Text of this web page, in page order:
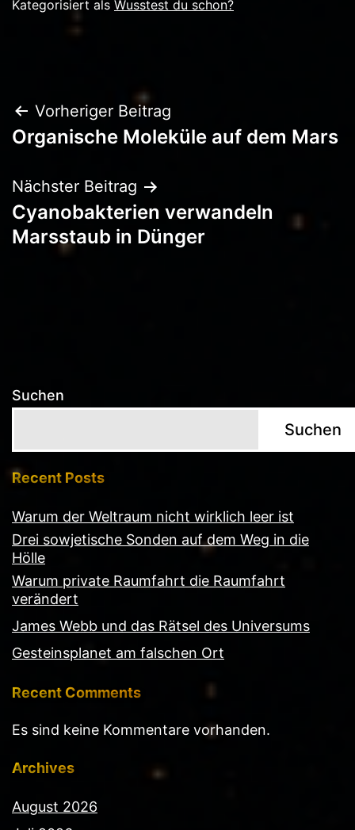
Kategorisiert als Wusstest du schon?
Beitragsnavigation
Vorheriger Beitrag
Organische Moleküle auf dem Mars
Nächster Beitrag
Cyanobakterien verwandeln
Marsstaub in Dünger
Suchen
Suchen
Recent Posts
Warum der Weltraum nicht wirklich leer ist
Drei sowjetische Sonden auf dem Weg in die
Hölle
Warum private Raumfahrt die Raumfahrt
verändert
James Webb und das Rätsel des Universums
Gesteinsplanet am falschen Ort
Recent Comments
Es sind keine Kommentare vorhanden.
Archives
August 2026